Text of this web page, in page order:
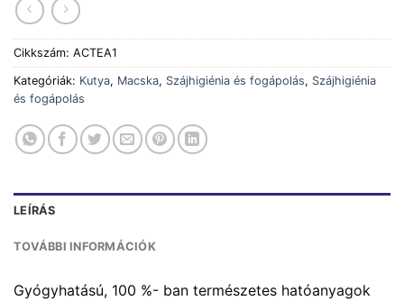
Cikkszám: ACTEA1
Kategóriák: Kutya, Macska, Szájhigiénia és fogápolás, Szájhigiénia
és fogápolás
LEÍRÁS
TOVÁBBI INFORMÁCIÓK
Gyógyhatású, 100 %- ban természetes hatóanyagok